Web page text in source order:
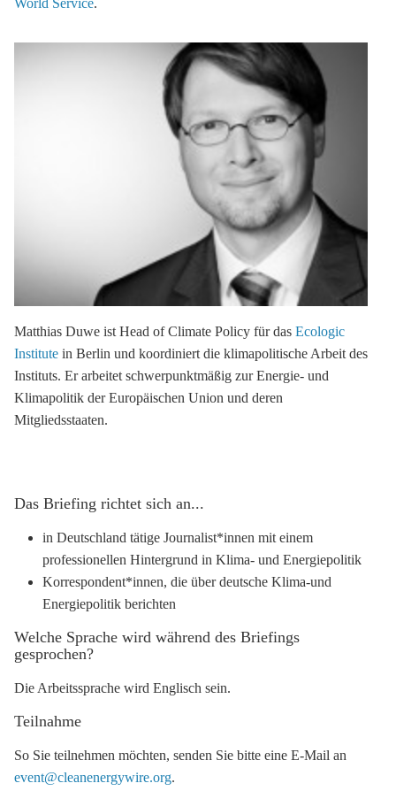
World Service.
Matthias Duwe ist Head of Climate Policy für das Ecologic
Institute in Berlin und koordiniert die klimapolitische Arbeit des
Instituts. Er arbeitet schwerpunktmäßig zur Energie- und
Klimapolitik der Europäischen Union und deren
Mitgliedsstaaten.
Das Briefing richtet sich an...
in Deutschland tätige Journalist*innen mit einem
professionellen Hintergrund in Klima- und Energiepolitik
Korrespondent*innen, die über deutsche Klima-und
Energiepolitik berichten
Welche Sprache wird während des Briefings
gesprochen?
Die Arbeitssprache wird Englisch sein.
Teilnahme
So Sie teilnehmen möchten, senden Sie bitte eine E-Mail an
event@cleanenergywire.org.